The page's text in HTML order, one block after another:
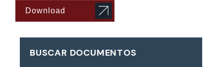
Download
BUSCAR DOCUMENTOS